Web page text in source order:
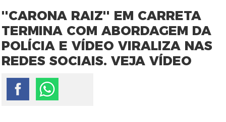
''CARONA RAIZ'' EM CARRETA
TERMINA COM ABORDAGEM DA
POLÍCIA E VÍDEO VIRALIZA NAS
REDES SOCIAIS. VEJA VÍDEO